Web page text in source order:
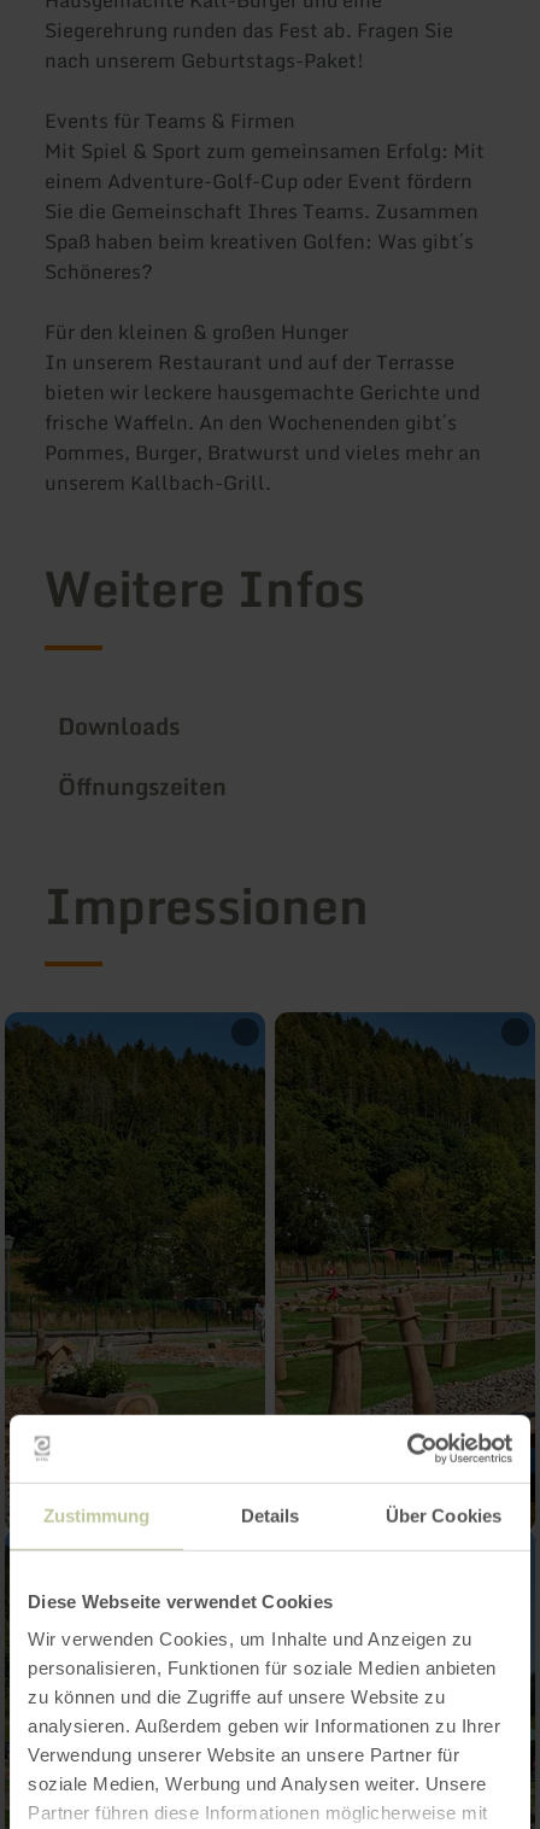
Zustimmung Details Über Cookies
Diese Webseite verwendet Cookies
Wir verwenden Cookies, um Inhalte und Anzeigen zu
personalisieren, Funktionen für soziale Medien anbieten
zu können und die Zugriffe auf unsere Website zu
analysieren. Außerdem geben wir Informationen zu Ihrer
Verwendung unserer Website an unsere Partner für
soziale Medien, Werbung und Analysen weiter. Unsere
Partner führen diese Informationen möglicherweise mit
Siegerehrung runden das Fest ab. Fragen Sie
nach unserem Geburtstags-Paket!
Events für Teams & Firmen
Mit Spiel & Sport zum gemeinsamen Erfolg: Mit
einem Adventure-Golf-Cup oder Event fördern
Sie die Gemeinschaft Ihres Teams. Zusammen
Spaß haben beim kreativen Golfen: Was gibt´s
Schöneres?
Für den kleinen & großen Hunger
In unserem Restaurant und auf der Terrasse
bieten wir leckere hausgemachte Gerichte und
frische Waffeln. An den Wochenenden gibt´s
Pommes, Burger, Bratwurst und vieles mehr an
unserem Kallbach-Grill.
Weitere Infos
Downloads
Öffnungszeiten
Impressionen